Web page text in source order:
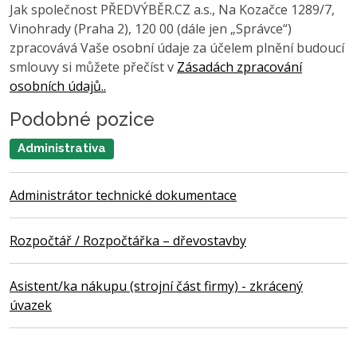
Jak společnost PŘEDVÝBĚR.CZ a.s., Na Kozačce 1289/7,
Vinohrady (Praha 2), 120 00 (dále jen „Správce“)
zpracovává Vaše osobní údaje za účelem plnění budoucí
smlouvy si můžete přečíst v Zásadách zpracování
osobních údajů..
Podobné pozice
Administrativa
Administrátor technické dokumentace
Rozpočtář / Rozpočtářka – dřevostavby
Asistent/ka nákupu (strojní část firmy) - zkrácený
úvazek